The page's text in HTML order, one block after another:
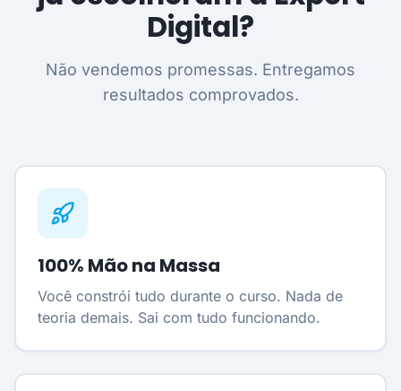
Digital?
Não vendemos promessas. Entregamos
resultados comprovados.
100% Mão na Massa
Você constrói tudo durante o curso. Nada de
teoria demais. Sai com tudo funcionando.